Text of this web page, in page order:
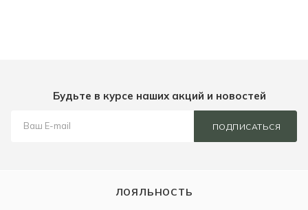
Будьте в курсе наших акций и новостей
ПОДПИСАТЬСЯ
ЛОЯЛЬНОСТЬ